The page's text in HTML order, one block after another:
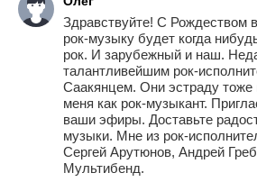
Здравствуйте! С Рождеством
рок-музыку будет когда
рок. И зарубежный и наш.
талантливейшим рок-
Саакянцем. Они эстраду тоже
меня как рок-музыкант.
ваши эфиры. Доставьте
музыки. Мне из рок-
Сергей Арутюнов, Андрей
Мультибенд.